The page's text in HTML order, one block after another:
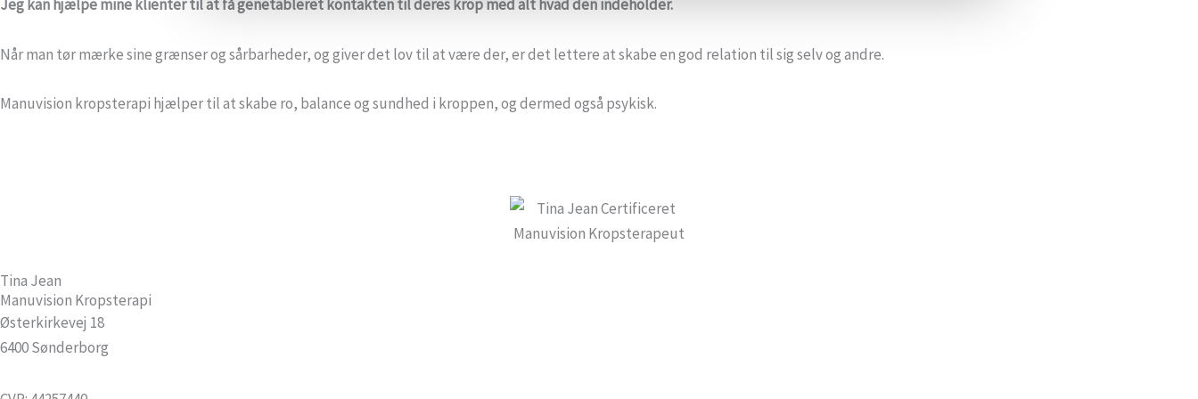
Jeg kan hjælpe mine klienter til at få genetableret kontakten til deres krop med alt hvad den indeholder.
Når man tør mærke sine grænser og sårbarheder, og giver det lov til at være der, er det lettere at skabe en god relation til sig selv og andre.
Manuvision kropsterapi hjælper til at skabe ro, balance og sundhed i kroppen, og dermed også psykisk.
Tina Jean
Manuvision Kropsterapi
Østerkirkevej 18
6400 Sønderborg